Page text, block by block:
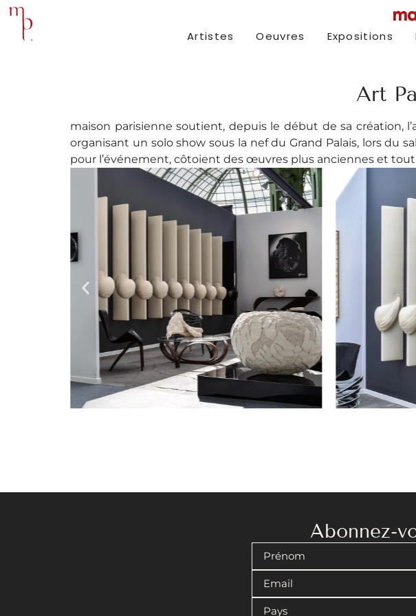
Artistes Oeuvres Expositions
Art
maison parisienne soutient, depuis le début de sa création,
organisant un solo show sous la nef du Grand Palais, lors du
pour l’événement, côtoient des œuvres plus anciennes et tout
Abonnez-